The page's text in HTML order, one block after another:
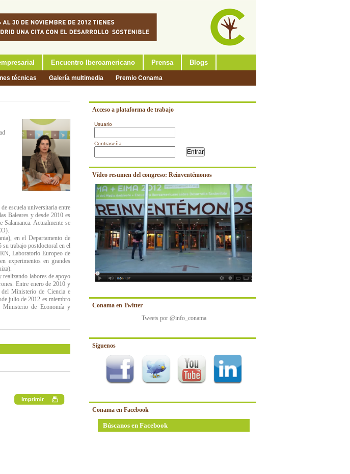
Encuentro Iberoamericano Prensa Blogs
técnicas Galería multimedia Premio Conama
Acceso a plataforma de trabajo
Usuario
Contraseña
Vídeo resumen del congreso: Reinventémonos
Conama en Twitter
Tweets por @info_conama
Síguenos
Conama en Facebook
Búscanos en Facebook
escuela universitaria entre
Baleares y desde 2010 es
Actualmente se
en el Departamento de
su trabajo postdoctoral en el
Laboratorio Europeo de
experimentos en grandes
realizando labores de apoyo
Entre enero de 2010 y
Ministerio de Ciencia e
julio de 2012 es miembro
de Economía y